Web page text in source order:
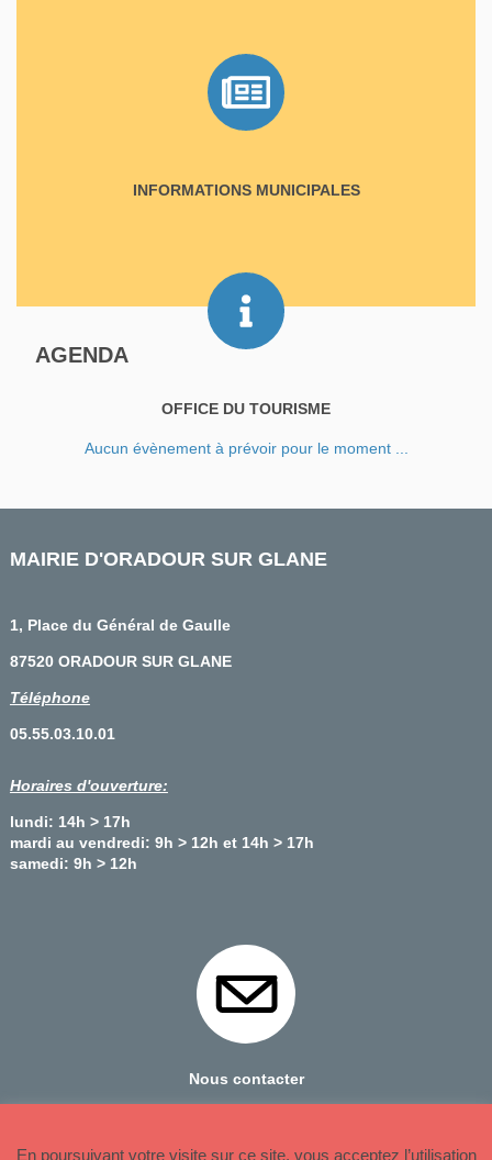
INFORMATIONS MUNICIPALES
OFFICE DU TOURISME
AGENDA
Aucun évènement à prévoir pour le moment ...
MAIRIE D'ORADOUR SUR GLANE
1, Place du Général de Gaulle
87520 ORADOUR SUR GLANE
Téléphone
05.55.03.10.01
Horaires d'ouverture:
lundi: 14h > 17h
mardi au vendredi: 9h > 12h et 14h > 17h
samedi: 9h > 12h
Nous contacter
© 2026 Copyright Oradour sur Glane
En poursuivant votre visite sur ce site, vous acceptez l’utilisation